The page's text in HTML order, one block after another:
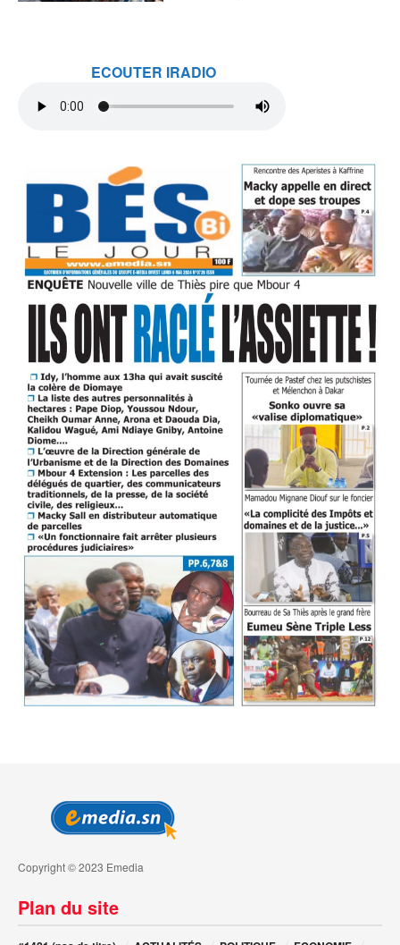
ECOUTER IRADIO
Copyright © 2023 Emedia
Plan du site